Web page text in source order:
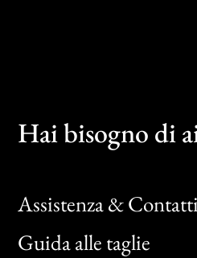
Hai bisogno di
Assistenza & Contatti
Guida alle taglie